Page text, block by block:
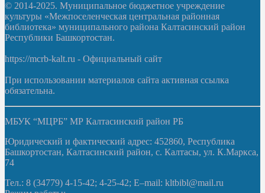
© 2014-2025. Муниципальное бюджетное учреждение
культуры «Межпоселенческая центральная районная
библиотека» муниципального района Калтасинский район
Республики Башкортостан.
https://mcrb-kalt.ru - Официальный сайт
При использовании материалов сайта активная ссылка
обязательна.
МБУК “МЦРБ” МР Калтасинский район РБ
Юридический и фактический адрес: 452860, Республика
Башкортостан, Калтасинский район, с. Калтасы, ул. К.Маркса,
74
Тел.: 8 (34779) 4-15-42; 4-25-42; E–mail: kltbibl@mail.ru